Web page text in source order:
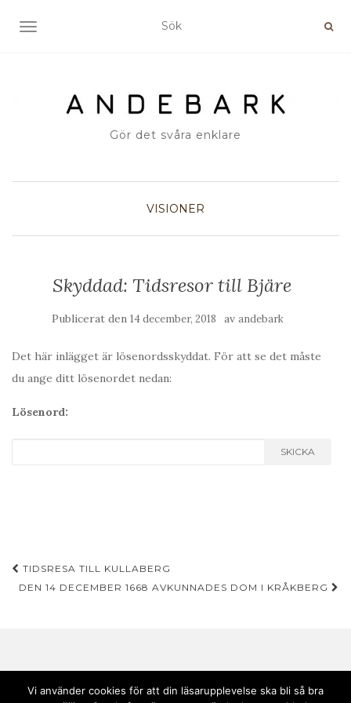
SLÅ PÅ/AV NAVIGERING
Gör det svåra enklare
VISIONER
Skyddad: Tidsresor till Bjäre
Publicerat den 14 december, 2018 av andebark
Det här inlägget är lösenordsskyddat. För att se det måste
du ange ditt lösenordet nedan:
Lösenord:
SKICKA
Inläggsnavigering
TIDSRESA TILL KULLABERG
DEN 14 DECEMBER 1668 AVKUNNADES DOM I KRÅKBERG
Vi använder cookies för att din läsarupplevelse ska bli så bra